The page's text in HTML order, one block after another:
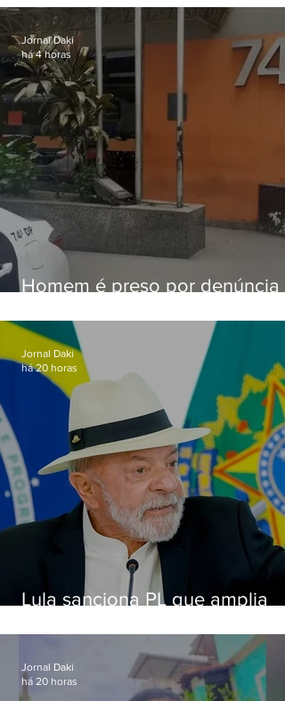
sexta-feira (07)
Homem é preso por denúncia
Alcântara
Jornal Daki
há 4 horas
Lula sanciona PL que amplia
crianças
Jornal Daki
há 20 horas
Jornal Daki
há 20 horas